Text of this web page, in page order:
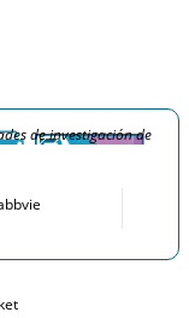
de investigación de